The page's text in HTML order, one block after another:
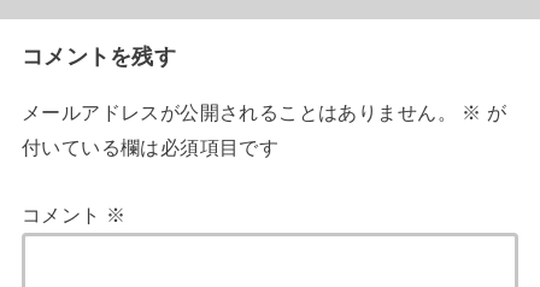
コメントを残す
メールアドレスが公開されることはありません。 ※ が
付いている欄は必須項目です
コメント ※